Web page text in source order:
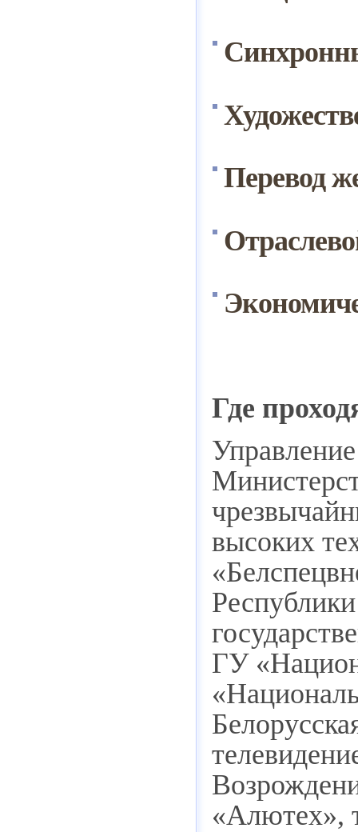
Перевод
Где
высоких
ГУ
«Алютех»,